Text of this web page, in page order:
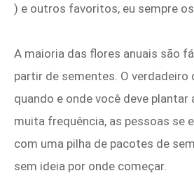
) e outros favoritos, eu sempre
A maioria das flores anuais são
partir de sementes. O verdadeiro
quando e onde você deve plantar
muita frequência, as pessoas se
com uma pilha de pacotes de
sem ideia por onde começar.